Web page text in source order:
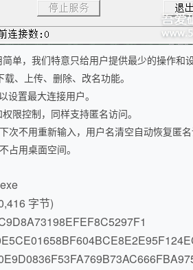
简单，我们特意只给用户提供最少的操作和
、上传、删除、改名功能。
设置最大连接用户。
限控制，同样支持匿名访问。
次不用重新输入，用户名清空自动恢复匿名
占用桌面空间。
字节)